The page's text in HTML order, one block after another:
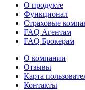
О продукте
Функционал
Страховые
FAQ Агентам
FAQ Брокерам
О компании
Отзывы
Карта
Контакты